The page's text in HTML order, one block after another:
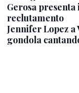
Gerosa
reclutamento
Jennifer Lopez a
gondola